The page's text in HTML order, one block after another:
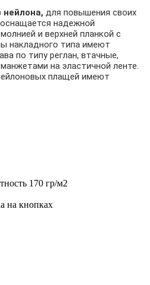
для повышения своих
надежной
и верхней планкой с
накладного типа имеют
по типу реглан, втачные,
на эластичной ленте.
плащей имеют
170 гр/м2
на кнопках